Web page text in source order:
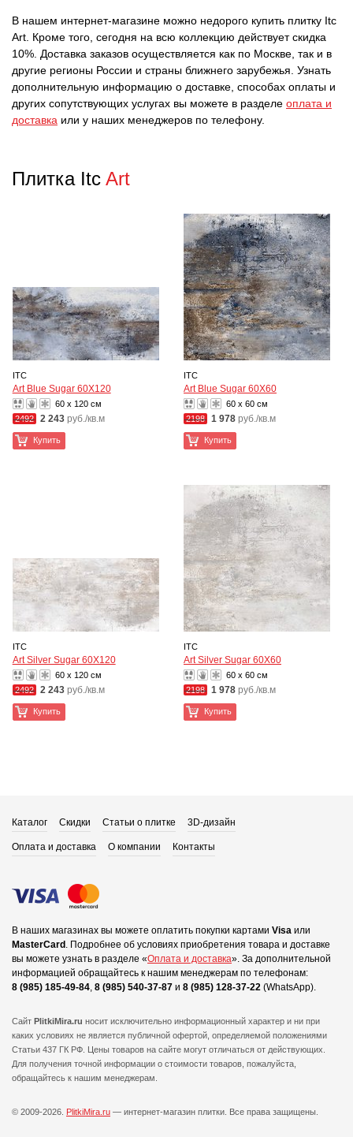
В нашем интернет-магазине можно недорого купить плитку Itc
Art. Кроме того, сегодня на всю коллекцию действует скидка
10%. Доставка заказов осуществляется как по Москве, так и в
другие регионы России и страны ближнего зарубежья. Узнать
дополнительную информацию о доставке, способах оплаты и
других сопутствующих услугах вы можете в разделе оплата и
доставка или у наших менеджеров по телефону.
Плитка Itc Art
ITC
Art Blue Sugar 60X120
60 x 120 см
2492 2 243 руб./кв.м
Купить
ITC
Art Blue Sugar 60X60
60 x 60 см
2198 1 978 руб./кв.м
Купить
ITC
Art Silver Sugar 60X120
60 x 120 см
2492 2 243 руб./кв.м
Купить
ITC
Art Silver Sugar 60X60
60 x 60 см
2198 1 978 руб./кв.м
Купить
Каталог Скидки Статьи о плитке 3D-дизайн
Оплата и доставка О компании Контакты
В наших магазинах вы можете оплатить покупки картами Visa или
MasterCard . Подробнее об условиях приобретения товара и доставке
вы можете узнать в разделе «Оплата и доставка». За дополнительной
информацией обращайтесь к нашим менеджерам по телефонам:
8 (985) 185-49-84, 8 (985) 540-37-87 и 8 (985) 128-37-22 (WhatsApp).
Сайт PlitkiMira.ru носит исключительно информационный характер и ни при
каких условиях не является публичной офертой, определяемой положениями
Статьи 437 ГК РФ. Цены товаров на сайте могут отличаться от действующих.
Для получения точной информации о стоимости товаров, пожалуйста,
обращайтесь к нашим менеджерам.
© 2009-2026. PlitkiMira.ru — интернет-магазин плитки. Все права защищены.